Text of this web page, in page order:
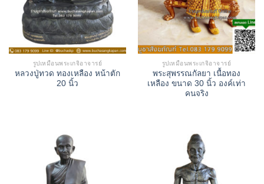
รูปเหมือนพระเกจิอาจารย์
หลวงปู่ทวด ทองเหลือง หน้าตัก
20 นิ้ว
รูปเหมือนพระเกจิอาจารย์
พระสุพรรณกัลยา เนื้อทอง
เหลือง ขนาด 30 นิ้ว องค์เท่า
คนจริง